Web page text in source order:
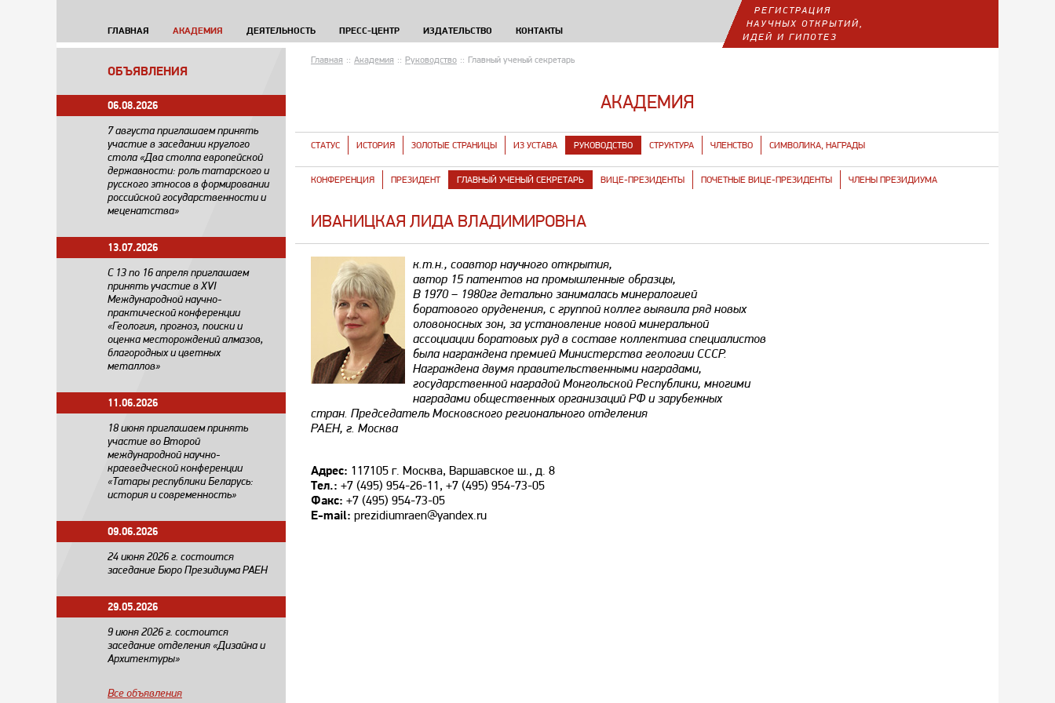
ГЛАВНАЯ АКАДЕМИЯ ДЕЯТЕЛЬНОСТЬ ПРЕСС-ЦЕНТР ИЗДАТЕЛЬСТВО КОНТАКТЫ
РЕГИСТРАЦИЯ
НАУЧНЫХ ОТКРЫТИЙ,
ИДЕЙ И ГИПОТЕЗ
ОБЪЯВЛЕНИЯ
06.08.2026
7 августа приглашаем принять
участие в заседании круглого
стола «Два столпа европейской
державности: роль татарского и
русского этносов в формировании
российской государственности и
меценатства»
13.07.2026
С 13 по 16 апреля приглашаем
принять участие в XVI
Международной научно-
практической конференции
«Геология, прогноз, поиски и
оценка месторождений алмазов,
благородных и цветных
металлов»
11.06.2026
18 июня приглашаем принять
участие во Второй
международной научно-
краеведческой конференции
«Татары республики Беларусь:
история и современность»
09.06.2026
24 июня 2026 г. состоится
заседание Бюро Президиума РАЕН
29.05.2026
​9 июня 2026 г. состоится
заседание отделения «Дизайна и
Архитектуры»
Все объявления
Главная :: Академия :: Руководство :: Главный ученый секретарь
АКАДЕМИЯ
СТАТУС ИСТОРИЯ ЗОЛОТЫЕ СТРАНИЦЫ ИЗ УСТАВА РУКОВОДСТВО СТРУКТУРА ЧЛЕНСТВО СИМВОЛИКА, НАГРАДЫ
КОНФЕРЕНЦИЯ ПРЕЗИДЕНТ ГЛАВНЫЙ УЧЕНЫЙ СЕКРЕТАРЬ ВИЦЕ-ПРЕЗИДЕНТЫ ПОЧЕТНЫЕ ВИЦЕ-ПРЕЗИДЕНТЫ ЧЛЕНЫ ПРЕЗИДИУМА
ИВАНИЦКАЯ ЛИДА ВЛАДИМИРОВНА
к.т.н., соавтор научного открытия,
автор 15 патентов на промышленные образцы,
В 1970 – 1980гг детально занималась минералогией
боратового оруденения, с группой коллег выявила ряд новых
оловоносных зон, за установление новой минеральной
ассоциации боратовых руд в составе коллектива специалистов
была награждена премией Министерства геологии СССР.
Награждена двумя правительственными наградами,
государственной наградой Монгольской Республики, многими
наградами общественных организаций РФ и зарубежных
стран. Председатель Московского регионального отделения
РАЕН, г. Москва
Адрес: 117105 г. Москва, Варшавское ш., д. 8
Тел.: +7 (495) 954-26-11, +7 (495) 954-73-05
Факс: +7 (495) 954-73-05
E-mail: prezidiumraen@yandex.ru